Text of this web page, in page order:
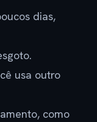
dias,
usa outro
como